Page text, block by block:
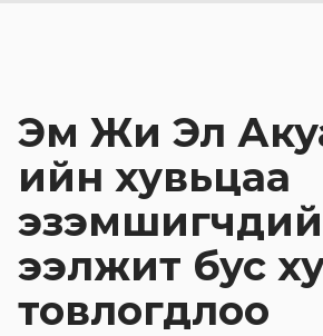
Эм Жи Эл
ийн хувьцаа
ээлжит бус
товлогдлоо